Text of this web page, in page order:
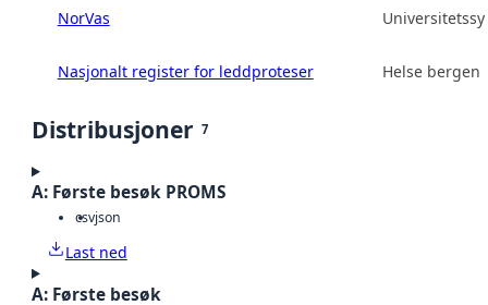
NorVas
Nasjonalt register for leddproteser Helse bergen
Distribusjoner 7
A: Første besøk PROMS
csvjson
Last ned
A: Første besøk